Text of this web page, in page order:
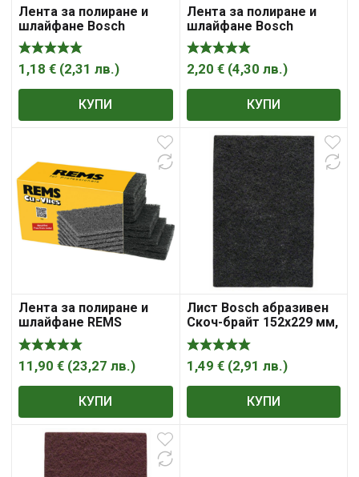
Лента за полиране и
шлайфане Bosch
абразивен Скоч-брайт
152х229 мм, P320, N446
1,18 € (2,31 лв.)
КУПИ
Лента за полиране и
шлайфане Bosch
абразивен Скоч-брайт
152х229 мм, P80, Best
for Finish Coarse N476
2,20 € (4,30 лв.)
КУПИ
Лента за полиране и
шлайфане REMS
абразивен Скоч-брайт,
Cu-Vlies
11,90 € (23,27 лв.)
КУПИ
Лист Bosch абразивен
Скоч-брайт 152х229 мм,
P120, N376
1,49 € (2,91 лв.)
КУПИ